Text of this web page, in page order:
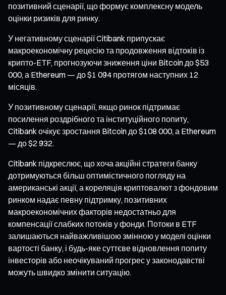
позитивний сценарії, що формує комплексну модель
оцінки ризиків для ринку.
У негативному сценарії Citibank припускає
макроекономічну рецесію та продовження відтоків із
крипто-ETF, прогнозуючи зниження ціни Bitcoin до $53
000, а Ethereum — до $1 094 протягом наступних 12
місяців.
У позитивному сценарії, якщо ринок підтримає
посилення роздрібного та інституційного попиту,
Citibank очікує зростання Bitcoin до $108 000, а Ethereum
— до $2 932.
Citibank підкреслює, що хоча акційні стратеги банку
дотримуються більш оптимістичного погляду на
американські акції, а кореляція криптовалют з фондовим
ринком надає певну підтримку, позитивних
макроекономічних факторів недостатньо для
компенсації слабких потоків у фонди. Потоки в ETF
залишаються найважливішою змінною у моделі оцінки
вартості банку, і будь-яке суттєве відновлення попиту
інвесторів або неочікуваний прогрес у законодавстві
можуть швидко змінити ситуацію.